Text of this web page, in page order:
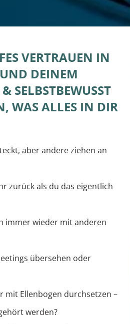
VERTRAUEN IN
DEINEM
SELBSTBEWUSST
WAS ALLES IN DIR
aber andere ziehen an
zurück als du das eigentlich
immer wieder mit anderen
übersehen oder
mit Ellenbogen durchsetzen –
werden?